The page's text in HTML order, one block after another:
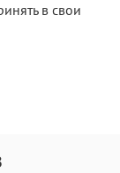
в свои